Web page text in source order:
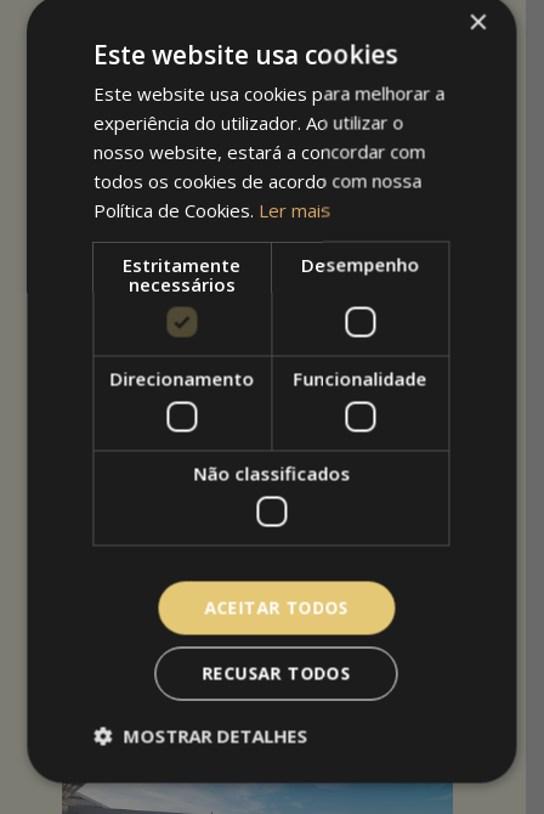
ambiente de excelência para qualquer altura do
dia ou noite.
Com as suas lâminas motorizadas e silenciosas
facilmente operadas a partir do controlo
remoto, a equipa do Zambeze pode rapidamente
fechando as lâminas para sombra ou abrindo-as
para deixar ver o deslumbrante céu de Lisboa.
Mais ao final da tarde, ou mesmo à noite, as
lâmpadas led embutidas nas lâminas criam a
luminosidade certa para o conforto dos clientes.
Passe por lá, aproveite a vista e sente-se na
esplanada para um café, um Gin ou mesmo uma
refeição. Confirme por si o bem que ficam as
pérgolas bioclimáticas numa esplanada.
Para saber mais sobre este produto fantástico
que são as pérgolas bioclimáticas ligue (
219 758
) ou envie umpedido de contactoatravés do
nosso website.
×
Este website usa cookies
Este website usa cookies para melhorar a
experiência do utilizador. Ao utilizar o
nosso website, estará a concordar com
todos os cookies de acordo com nossa
Política de Cookies. Ler mais
Estritamente
necessários
Desempenho
Direcionamento Funcionalidade
Não classificados
ACEITAR TODOS
RECUSAR TODOS
MOSTRAR DETALHES